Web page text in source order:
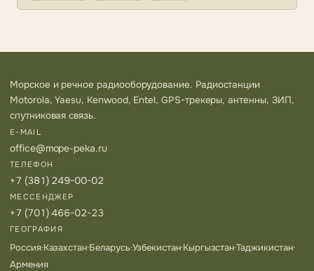
Морское и речное радиооборудование. Радиостанции
Motorola, Yaesu, Kenwood, Entel, GPS-трекеры, антенны, ЗИП,
спутниковая связь.
E-MAIL
office@mope-peka.ru
ТЕЛЕФОН
+7 (381) 249-00-02
МЕССЕНДЖЕР
+7 (701) 466-02-23
ГЕОГРАФИЯ
Россия·Казахстан·Беларусь·Узбекистан·Кыргызстан·Таджикистан·
Армения